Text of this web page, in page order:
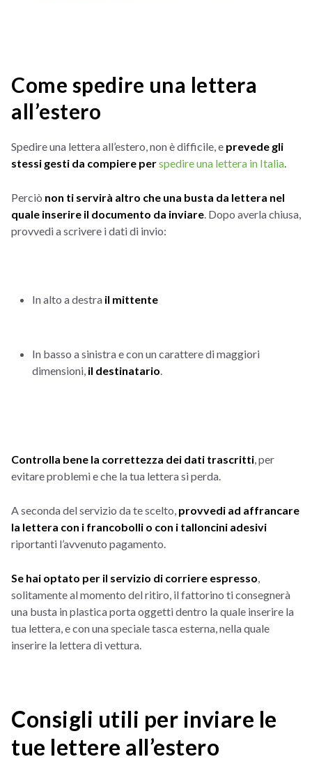
Come spedire una lettera
all’estero
Spedire una lettera all’estero, non è difficile, e prevede gli
stessi gesti da compiere perspedire una lettera in Italia.
Perciò non ti servirà altro che una busta da lettera nel
quale inserire il documento da inviare. Dopo averla chiusa,
provvedi a scrivere i dati di invio:
In alto a destra il mittente
In basso a sinistra e con un carattere di maggiori
dimensioni, il destinatario.
Controlla bene la correttezza dei dati trascritti, per
evitare problemi e che la tua lettera si perda.
A seconda del servizio da te scelto, provvedi ad affrancare
la lettera con i francobolli o con i talloncini adesivi
riportanti l’avvenuto pagamento.
Se hai optato per il servizio di corriere espresso,
solitamente al momento del ritiro, il fattorino ti consegnerà
una busta in plastica porta oggetti dentro la quale inserire la
tua lettera, e con una speciale tasca esterna, nella quale
inserire la lettera di vettura.
Consigli utili per inviare le
tue lettere all’estero